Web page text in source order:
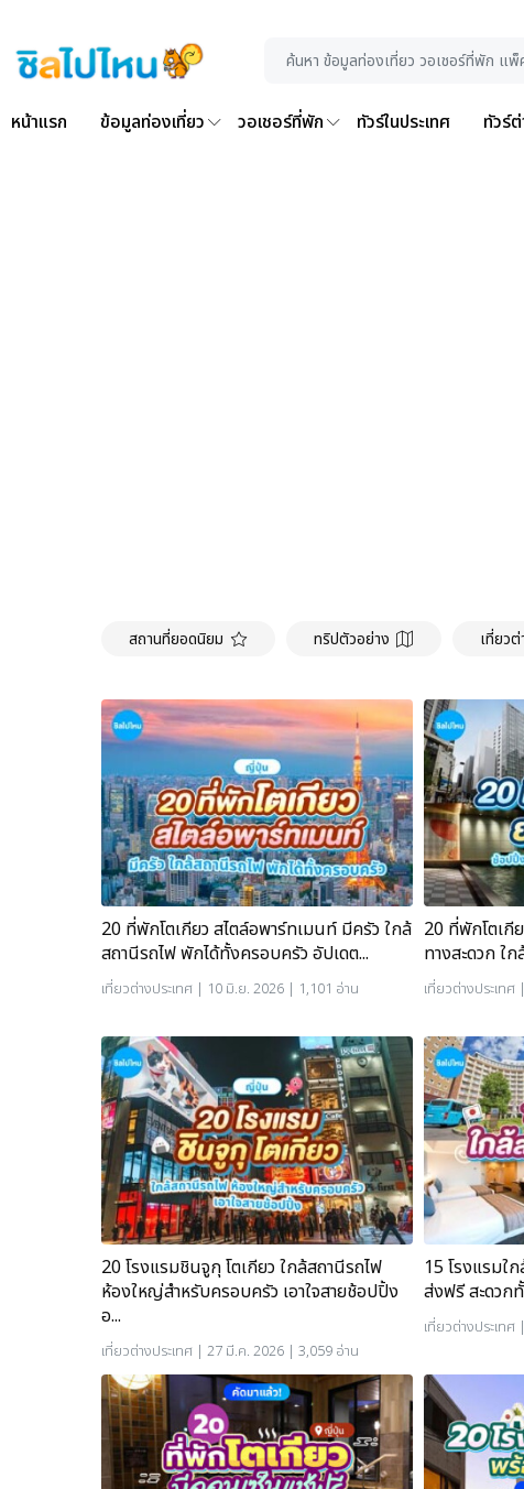
หน้าแรก ข้อมูลท่องเที่ยว วอเชอร์ที่พัก ทัวร์ในประเทศ ทัวร์
สถานที่ยอดนิยม ทริปตัวอย่าง เที่ยว
20 ที่พักโตเกียว สไตล์อพาร์ทเมนท์ มีครัว ใกล้
สถานีรถไฟ พักได้ทั้งครอบครัว อัปเดต...
เที่ยวต่างประเทศ | 10 มิ.ย. 2026 | 1,101 อ่าน
20 ที่พักโตเกี
ทางสะดวก ใ
เที่ยวต่างประเทศ|
20 โรงแรมชินจูกุ โตเกียว ใกล้สถานีรถไฟ
ห้องใหญ่สำหรับครอบครัว เอาใจสายช้อปปิ้ง
อ...
เที่ยวต่างประเทศ | 27 มี.ค. 2026 | 3,059 อ่าน
15 โรงแรม
ส่งฟรี สะดวก
เที่ยวต่างประเทศ|